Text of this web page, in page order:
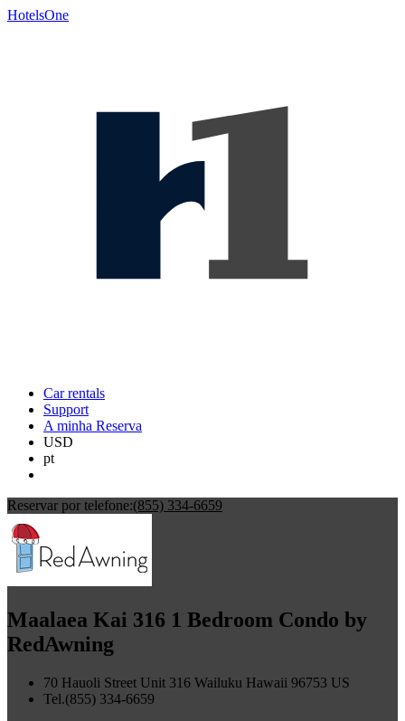
HotelsOne
Car rentals
Support
A minha Reserva
USD
pt
Reservar por telefone:(855) 334-6659
Maalaea Kai 316 1 Bedroom Condo by
RedAwning
70 Hauoli Street Unit 316 Wailuku Hawaii 96753 US
Tel.(855) 334-6659